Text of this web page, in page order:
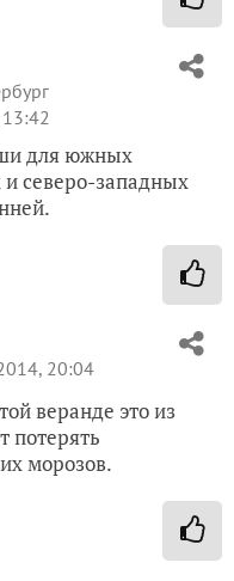
для южных
и северо-западных
20:04
веранде это из
потерять
морозов.